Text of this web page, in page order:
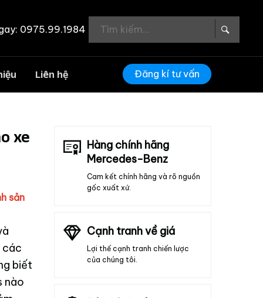
0975.99.1984
Đăng kí tư vấn
Liên hệ
xe
sản
các
biết
nào
Hàng chính hãng
Mercedes-Benz
Cam kết chính hãng và rõ nguồn
gốc xuất xứ.
Cạnh tranh về giá
Lợi thế cạnh tranh chiến lược
của chúng tôi.